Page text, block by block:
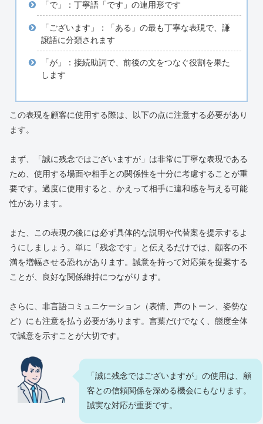
「で」：丁寧語「です」の連用形です
「ございます」：「ある」の最も丁寧な表現で、謙
譲語に分類されます
「が」：接続助詞で、前後の文をつなぐ役割を果た
します
この表現を顧客に使用する際は、以下の点に注意する必要があり
ます。
まず、「誠に残念ではございますが」は非常に丁寧な表現である
ため、使用する場面や相手との関係性を十分に考慮することが重
要です。過度に使用すると、かえって相手に違和感を与える可能
性があります。
また、この表現の後には必ず具体的な説明や代替案を提示するよ
うにしましょう。単に「残念です」と伝えるだけでは、顧客の不
満を増幅させる恐れがあります。誠意を持って対応策を提案する
ことが、良好な関係維持につながります。
さらに、非言語コミュニケーション（表情、声のトーン、姿勢な
ど）にも注意を払う必要があります。言葉だけでなく、態度全体
で誠意を示すことが大切です。
「誠に残念ではございますが」の使用は、顧
客との信頼関係を深める機会にもなります。
誠実な対応が重要です。